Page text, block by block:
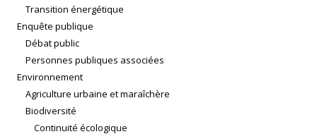
Transition énergétique
Enquête publique
Débat public
Personnes publiques associées
Environnement
Agriculture urbaine et maraîchère
Biodiversité
Continuité écologique